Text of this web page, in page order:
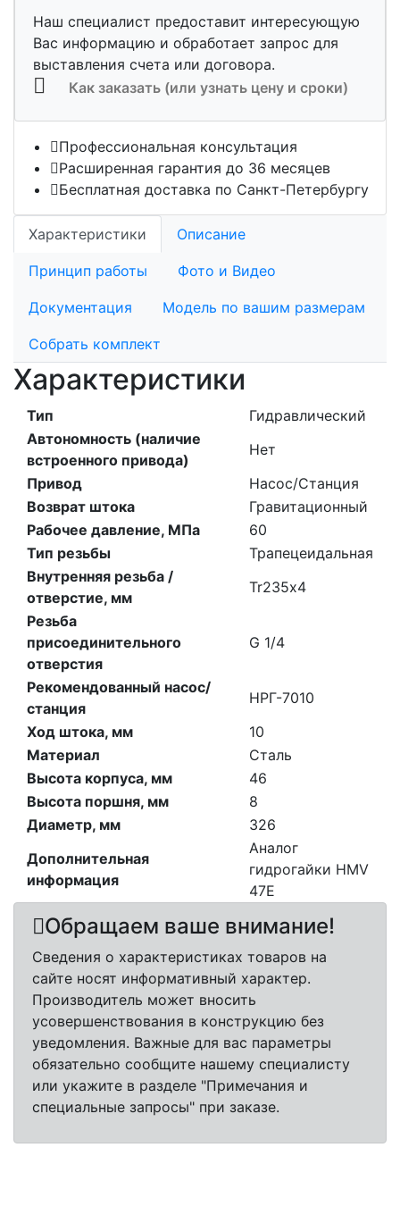
Наш специалист предоставит интересующую
Вас информацию и обработает запрос для
выставления счета или договора.
Как заказать (или узнать цену и сроки)
Профессиональная консультация
Расширенная гарантия до 36 месяцев
Бесплатная доставка по Санкт-Петербургу
Характеристики Описание
Принцип работы Фото и Видео
Документация Модель по вашим размерам
Собрать комплект
Характеристики
Тип
Гидравлический
Автономность (наличие
встроенного привода)
Нет
Привод
Насос/Станция
Возврат штока
Гравитационный
Рабочее давление, МПа
60
Тип резьбы
Трапецеидальная
Внутренняя резьба /
отверстие, мм
Tr235х4
Резьба
присоединительного
отверстия
G 1/4
Рекомендованный насос/
станция
НРГ-7010
Ход штока, мм
10
Материал
Сталь
Высота корпуса, мм
46
Высота поршня, мм
8
Диаметр, мм
326
Дополнительная
информация
Аналог
гидрогайки HMV
47E
Обращаем ваше внимание!
Сведения о характеристиках товаров на
сайте носят информативный характер.
Производитель может вносить
усовершенствования в конструкцию без
уведомления. Важные для вас параметры
обязательно сообщите нашему специалисту
или укажите в разделе "Примечания и
специальные запросы" при заказе.